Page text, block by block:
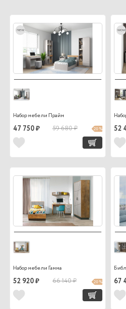
new
Набор мебели Прайм
47 750 ₽ 59 680 ₽ 20 %
wow
52
Набор мебели Гамма
52 920 ₽ 66 140 ₽ 20 % 67